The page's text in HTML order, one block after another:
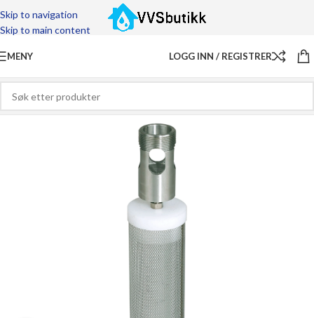
Skip to navigation
Skip to main content
MENY LOGG INN / REGISTRER